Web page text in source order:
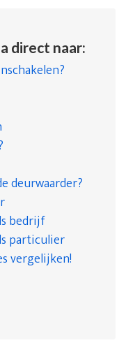
direct naar:
deurwaarder?
bedrijf
particulier
vergelijken!